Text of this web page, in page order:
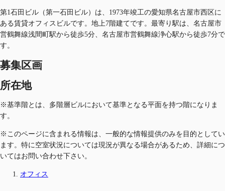
第1石田ビル（第一石田ビル）は、1973年竣工の愛知県名古屋市西区に
ある賃貸オフィスビルです。地上7階建てです。最寄り駅は、名古屋市
営鶴舞線浅間町駅から徒歩5分、名古屋市営鶴舞線浄心駅から徒歩7分で
す。
募集区画
所在地
※基準階とは、多階層ビルにおいて基準となる平面を持つ階になりま
す。
※このページに含まれる情報は、一般的な情報提供のみを目的としてい
ます。特に空室状況については現況が異なる場合があるため、詳細につ
いてはお問い合わせ下さい。
オフィス